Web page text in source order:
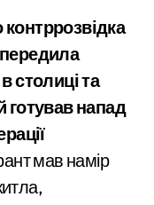
столиці та
готував напад
мав намір